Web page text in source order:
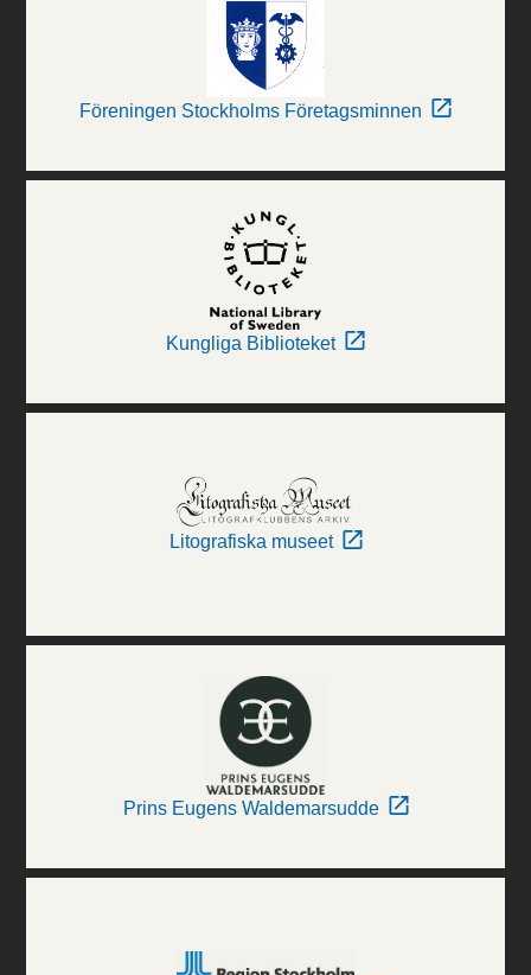
Föreningen Stockholms Företagsminnen
Kungliga Biblioteket
Litografiska museet
Prins Eugens Waldemarsudde